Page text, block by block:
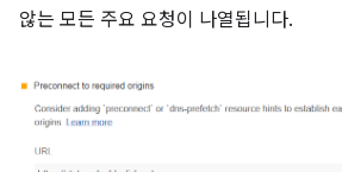
않는 모든 주요 요청이 나열됩니다.